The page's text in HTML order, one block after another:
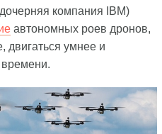
компания IBM)
автономных роев дронов,
двигаться умнее и